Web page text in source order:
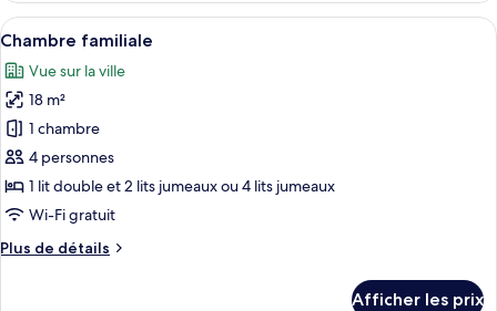
triple
Afficher
toutes
les
photos
pour
ce
type
de
chambre :
Chambre
Une chambre d’hôtel avec deux
6
Chambre familiale
Vue sur la ville
18 m²
1 chambre
4 personnes
1 lit double et 2 lits jumeaux ou 4 lits jumeaux
Wi-Fi gratuit
Plus de détails
Plus
Afficher les prix